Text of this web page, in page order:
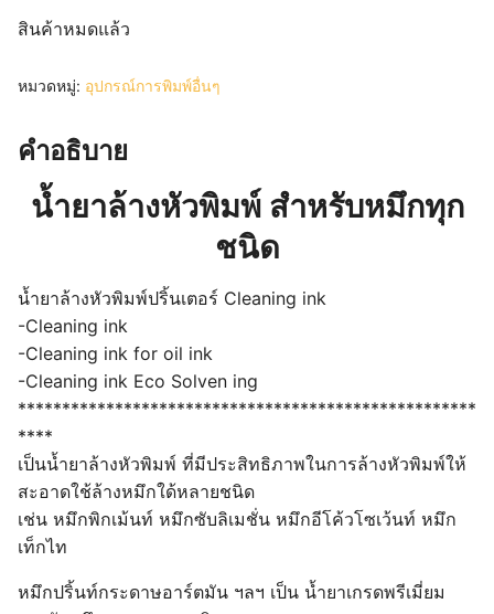
สินค้าหมดแล้ว
หมวดหมู่: อุปกรณ์การพิมพ์อื่นๆ
คำอธิบาย
น้ำยาล้างหัวพิมพ์ สำหรับหมึกทุก
ชนิด
น้ำยาล้างหัวพิมพ์ปริ้นเตอร์ Cleaning ink
-Cleaning ink
-Cleaning ink for oil ink
-Cleaning ink Eco Solven ing
****************************************************
****
เป็นน้ำยาล้างหัวพิมพ์ ที่มีประสิทธิภาพในการล้างหัวพิมพ์ให้
สะอาดใช้ล้างหมึกใด้หลายชนิด
เช่น หมึกพิกเม้นท์ หมึกซับลิเมชั่น หมึกอีโค้วโซเว้นท์ หมึก
เท็กไท
หมึกปริ้นท์กระดาษอาร์ตมัน ฯลฯ เป็น น้ำยาเกรดพรีเมี่ยม